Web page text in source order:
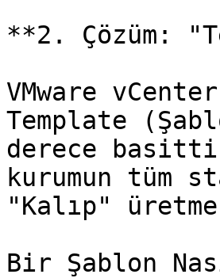
**2. Çözüm:
VMware
Template
derece
kurumun tüm
"Kalıp"
Bir Şablon